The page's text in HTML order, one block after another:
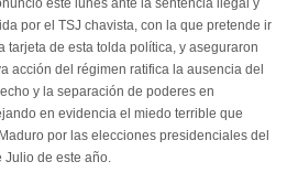
este lunes ante la sentencia ilegal y
por el TSJ chavista, con la que pretende ir
tarjeta de esta tolda política, y aseguraron
acción del régimen ratifica la ausencia del
y la separación de poderes en
en evidencia el miedo terrible que
por las elecciones presidenciales del
Julio de este año.